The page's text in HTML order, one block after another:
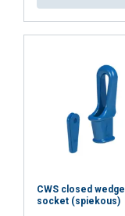
CWS closed wedge
socket (spiekous)